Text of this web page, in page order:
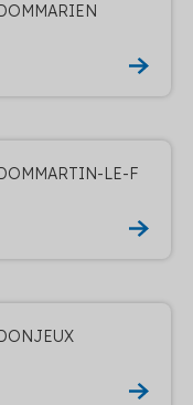
LE-F